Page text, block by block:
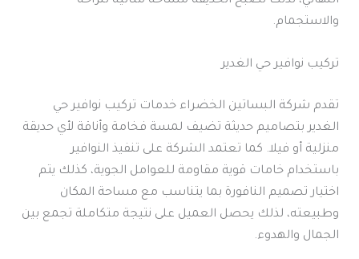
والاستجمام.
تركيب نوافير حي الغدير
تقدم شركة البساتين الخضراء خدمات تركيب نوافير حي
الغدير بتصاميم حديثة تضيف لمسة فخامة وأناقة لأي حديقة
منزلية أو فيلا. كما تعتمد الشركة على تنفيذ النوافير
باستخدام خامات قوية مقاومة للعوامل الجوية، كذلك يتم
اختيار تصميم النافورة بما يتناسب مع مساحة المكان
وطبيعته، لذلك يحصل العميل على نتيجة متكاملة تجمع بين
الجمال والهدوء.